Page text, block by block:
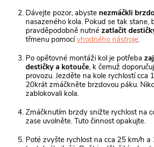
Dávejte pozor, abyste nezmáčkli
nasazeného kola. Pokud se tak stane,
pravděpodobně nutné zatlačit
třmenu pomocívhodného nástroje.
Po opětovné montáži kol je potřeba
destičky a kotouče, k čemuž
provozu. Jezděte na kole rychlostí cca
20krát zmáčkněte brzdovou páku.
zablokovali kola.
Zmáčknutím brzdy snižte rychlost na
zase uvolněte. Tuto činnost opakujte.
Poté zvyšte rychlost na cca 25 km/h